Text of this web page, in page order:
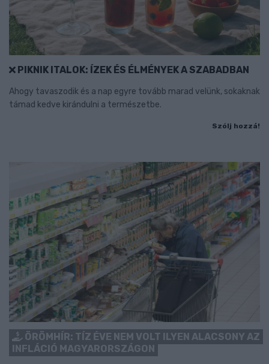
PIKNIK ITALOK: ÍZEK ÉS ÉLMÉNYEK A SZABADBAN
Ahogy tavaszodik és a nap egyre tovább marad velünk, sokaknak
támad kedve kirándulni a természetbe.
Szólj hozzá!
ÖRÖMHÍR: TÍZ ÉVE NEM VOLT ILYEN ALACSONY AZ
INFLÁCIÓ MAGYARORSZÁGON